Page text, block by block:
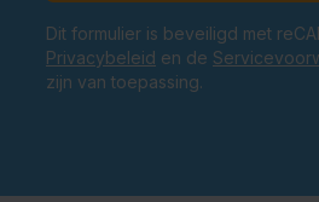
Dit formulier is beveiligd met
Privacybeleid en de
zijn van toepassing.